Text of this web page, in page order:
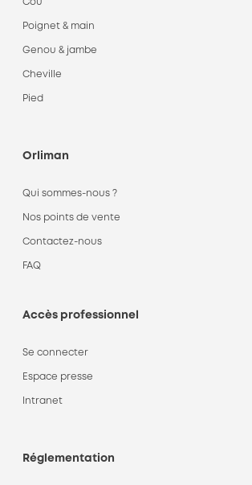
Cou
Poignet & main
Genou & jambe
Cheville
Pied
Orliman
Qui sommes-nous ?
Nos points de vente
Contactez-nous
FAQ
Accès professionnel
Se connecter
Espace presse
Intranet
Réglementation